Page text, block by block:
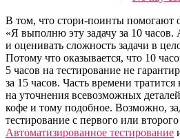
В том, что стори-поинты помогают
«Я выполню эту задачу за 10 часов.
и оценивать сложность задачи в
Потому что оказывается, что 10
5 часов на тестирование не
за 15 часов. Часть времени
на уточнения всевозможных
кофе и тому подобное. Возможно,
тестирование с первого или второго
Автоматизированное тестирование